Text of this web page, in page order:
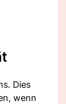
Dies
wenn